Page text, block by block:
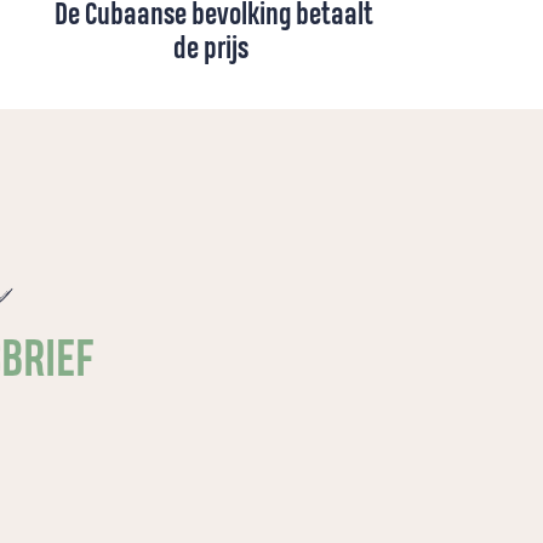
De Cubaanse bevolking betaalt
de prijs